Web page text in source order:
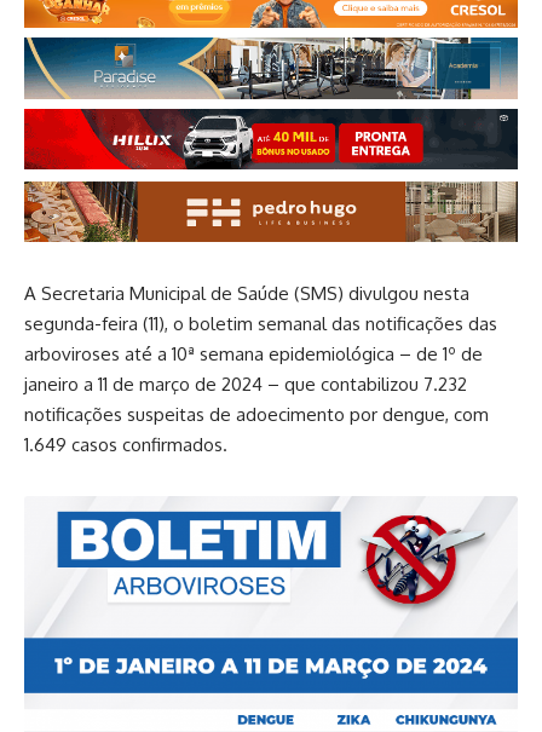
A Secretaria Municipal de Saúde (SMS) divulgou nesta
segunda-feira (11), o boletim semanal das notificações das
arboviroses até a 10ª semana epidemiológica – de 1º de
janeiro a 11 de março de 2024 – que contabilizou 7.232
notificações suspeitas de adoecimento por dengue, com
1.649 casos confirmados.